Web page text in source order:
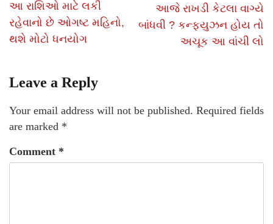
આ રાશિઓ માટે લકી
રહેવાનો છે ઓગષ્ટ મહિનો,
થશે મોટો ધનયોગ
આજે રાખડી કેટલા વાગ્યે
બાંધવી ? કન્ફ્યુઝન હોય તો
અચૂક આ વાંચી લો
Leave a Reply
Your email address will not be published. Required fields
are marked *
Comment *